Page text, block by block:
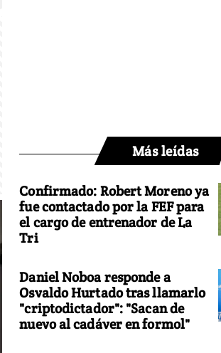
Más leídas
Confirmado: Robert Moreno ya
fue contactado por la FEF para
el cargo de entrenador de La
Tri
Daniel Noboa responde a
Osvaldo Hurtado tras llamarlo
"criptodictador": "Sacan de
nuevo al cadáver en formol"